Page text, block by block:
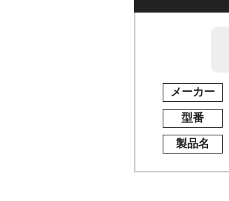
メーカー
型番
製品名